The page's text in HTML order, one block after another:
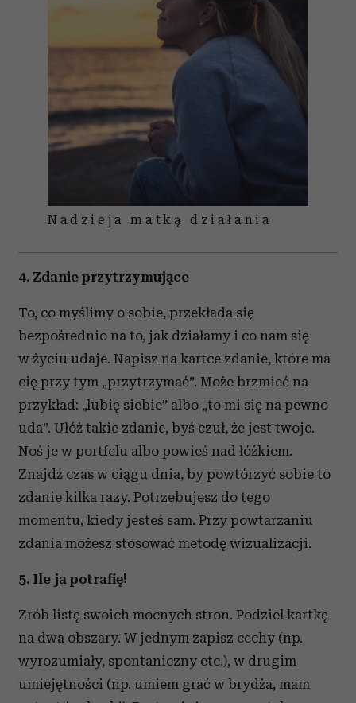
Nadzieja matką działania
4. Zdanie przytrzymujące
To, co myślimy o sobie, przekłada się
bezpośrednio na to, jak działamy i co nam się
w życiu udaje. Napisz na kartce zdanie, które ma
cię przy tym „przytrzymać”. Może brzmieć na
przykład: „lubię siebie” albo „to mi się na pewno
uda”. Ułóż takie zdanie, byś czuł, że jest twoje.
Noś je w portfelu albo powieś nad łóżkiem.
Znajdź czas w ciągu dnia, by powtórzyć sobie to
zdanie kilka razy. Potrzebujesz do tego
momentu, kiedy jesteś sam. Przy powtarzaniu
zdania możesz stosować metodę wizualizacji.
5. Ile ja potrafię!
Zrób listę swoich mocnych stron. Podziel kartkę
na dwa obszary. W jednym zapisz cechy (np.
wyrozumiały, spontaniczny etc.), w drugim
umiejętności (np. umiem grać w brydża, mam